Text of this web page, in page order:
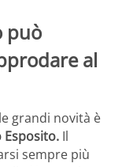
può
al
grandi novità è
Esposito. Il
sempre più